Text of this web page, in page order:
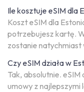
Ile kosztuje eSIM dla
Koszt eSIM dla
potrzebujesz kartę.
zostanie natychmiast
Czy eSIM działa w
Tak, absolutnie.
umowy z najlepszymi